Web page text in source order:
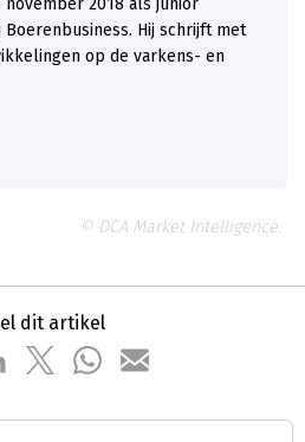
november 2018 als junior
Hij schrijft met
op de varkens- en
© DCA Market Intelligence.
dit artikel